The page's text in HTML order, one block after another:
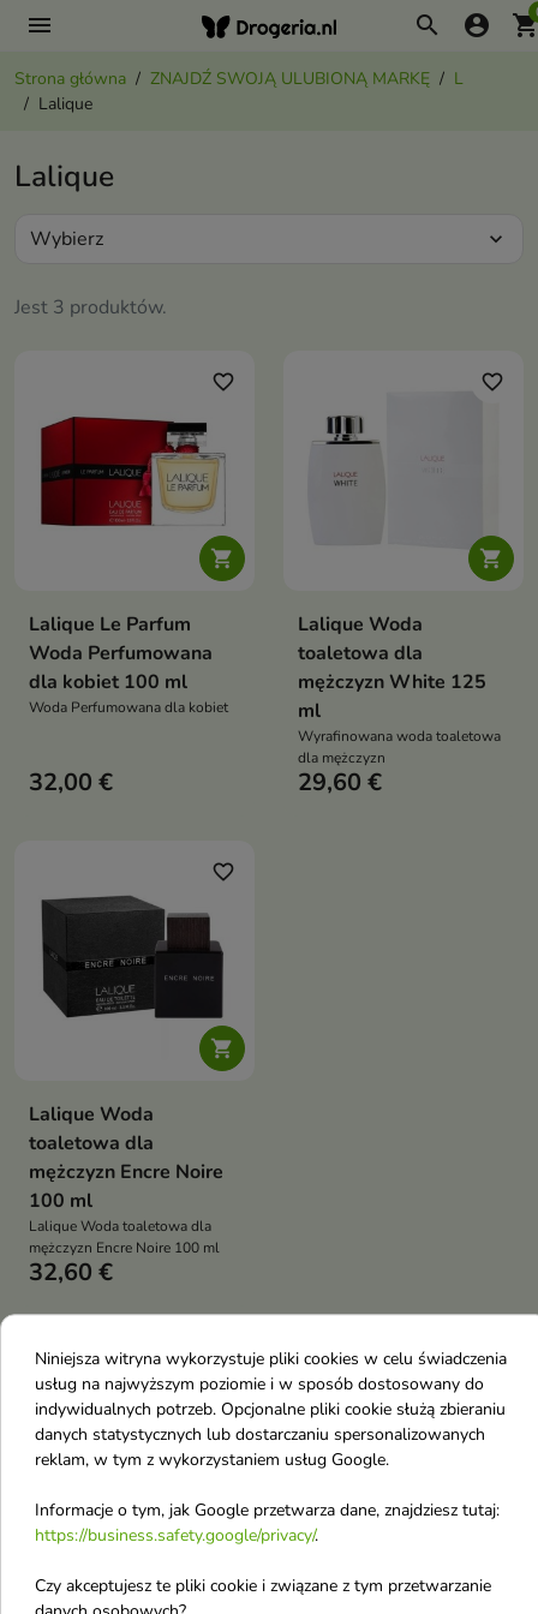
menu search account_circle
Strona główna ZNAJDŹ SWOJĄ ULUBIONĄ MARKĘ
L
Lalique
Lovro
L'biotica
La Roche Posay
Lalique
Jest 3 produktów.
Wybierz expand_more

favorite_border
Lalique Le Parfum
Woda Perfumowana
dla kobiet 100 ml
Woda Perfumowana dla kobiet
32,00 €

favorite_border
Lalique Woda
toaletowa dla
mężczyzn White 125
ml
Wyrafinowana woda toaletowa
dla mężczyzn
29,60 €

favorite_border
Lalique Woda
toaletowa dla
mężczyzn Encre Noire
100 ml
Lalique Woda toaletowa dla
mężczyzn Encre Noire 100 ml
32,60 €
Niniejsza witryna wykorzystuje pliki cookies w celu świadczenia
usług na najwyższym poziomie i w sposób dostosowany do
indywidualnych potrzeb. Opcjonalne pliki cookie służą zbieraniu
danych statystycznych lub dostarczaniu spersonalizowanych
reklam, w tym z wykorzystaniem usług Google.
Informacje o tym, jak Google przetwarza dane, znajdziesz tutaj:
https://business.safety.google/privacy/.
Czy akceptujesz te pliki cookie i związane z tym przetwarzanie